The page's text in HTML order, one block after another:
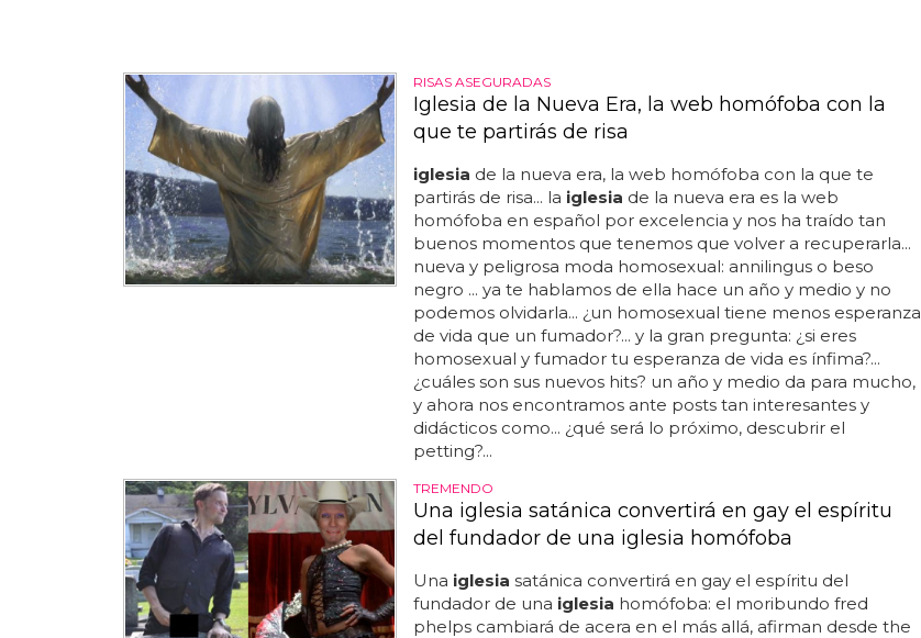
RISAS ASEGURADAS
Iglesia de la Nueva Era, la web homófoba con la
que te partirás de risa
iglesia de la nueva era, la web homófoba con la que te
partirás de risa... la iglesia de la nueva era es la web
homófoba en español por excelencia y nos ha traído tan
buenos momentos que tenemos que volver a recuperarla...
nueva y peligrosa moda homosexual: annilingus o beso
negro ... ya te hablamos de ella hace un año y medio y no
podemos olvidarla... ¿un homosexual tiene menos esperanza
de vida que un fumador?... y la gran pregunta: ¿si eres
homosexual y fumador tu esperanza de vida es ínfima?...
¿cuáles son sus nuevos hits? un año y medio da para mucho,
y ahora nos encontramos ante posts tan interesantes y
didácticos como... ¿qué será lo próximo, descubrir el
petting?...
TREMENDO
Una iglesia satánica convertirá en gay el espíritu
del fundador de una iglesia homófoba
Una iglesia satánica convertirá en gay el espíritu del
fundador de una iglesia homófoba: el moribundo fred
phelps cambiará de acera en el más allá, afirman desde the